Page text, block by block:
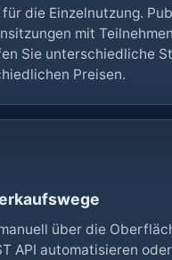
die Einzelnutzung.
mit
Sie unterschiedliche
Preisen.
über die
API automatisieren